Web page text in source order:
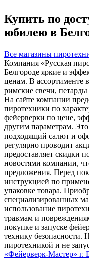
Купить по
юбилею в
Все магазины
Компания «Русская
Белгороде яркие и
ценам. В ассортименте
римские свечи,
На сайте компании
пиротехники по
фейерверки по цене,
другим параметрам.
подходящий салют и
регулярно проводит
предоставляет скидки
новостями компании,
предложения. Перед
инструкцией по
упаковке товара.
специализированных
использование
травмам и
покупке и запуске
технику безопасности.
пиротехникой и не
«Фейерверк-Мастер» г.